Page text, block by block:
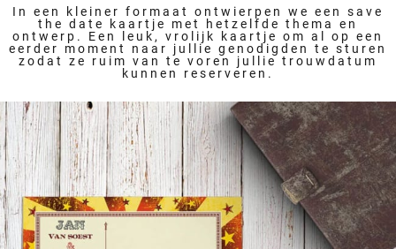
In een kleiner formaat ontwierpen we een save
the date kaartje met hetzelfde thema en
ontwerp. Een leuk, vrolijk kaartje om al op een
eerder moment naar jullie genodigden te sturen
zodat ze ruim van te voren jullie trouwdatum
kunnen reserveren.